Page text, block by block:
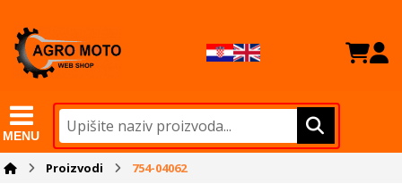
MENU
Proizvodi 754-04062